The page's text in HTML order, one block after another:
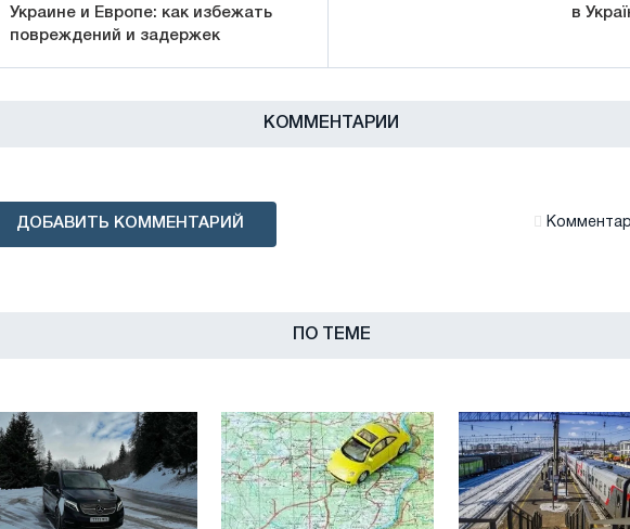
Украине и Европе: как избежать
повреждений и задержек
в
КОММЕНТАРИИ
ДОБАВИТЬ КОММЕНТАРИЙ
ПО ТЕМЕ